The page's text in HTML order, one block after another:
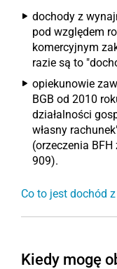
dochody z
pod względem
komercyjnym
razie są to
opiekunowie
BGB od 2010
działalności
własny
(orzeczenia
909).
Co to jest dochód
Kiedy mogę